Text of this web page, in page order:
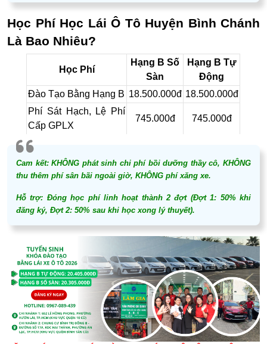
Học Phí Học Lái Ô Tô Huyện Bình Chánh
Là Bao Nhiêu?
Học Phí
Hạng B Số
Sàn
Hạng B Tự
Động
Đào Tạo Bằng Hạng B 18.500.000đ 18.500.000đ
Phí Sát Hạch, Lệ Phí
Cấp GPLX
745.000đ 745.000đ
Phí Ôn Luyện Xe Thiết
Bị Trên Sân Sát Hạch
Tổng Chi Phí 20.305.000đ 20.405.000đ
Cam kết:KHÔNG phát sinh chi phí bồi dưỡng thầy cô, KHÔNG
thu thêm phí sân bãi ngoài giờ, KHÔNG phí xăng xe.
Hỗ trợ: Đóng học phí linh hoạt thành 2 đợt (Đợt 1: 50% khi
đăng ký, Đợt 2: 50% sau khi học xong lý thuyết).